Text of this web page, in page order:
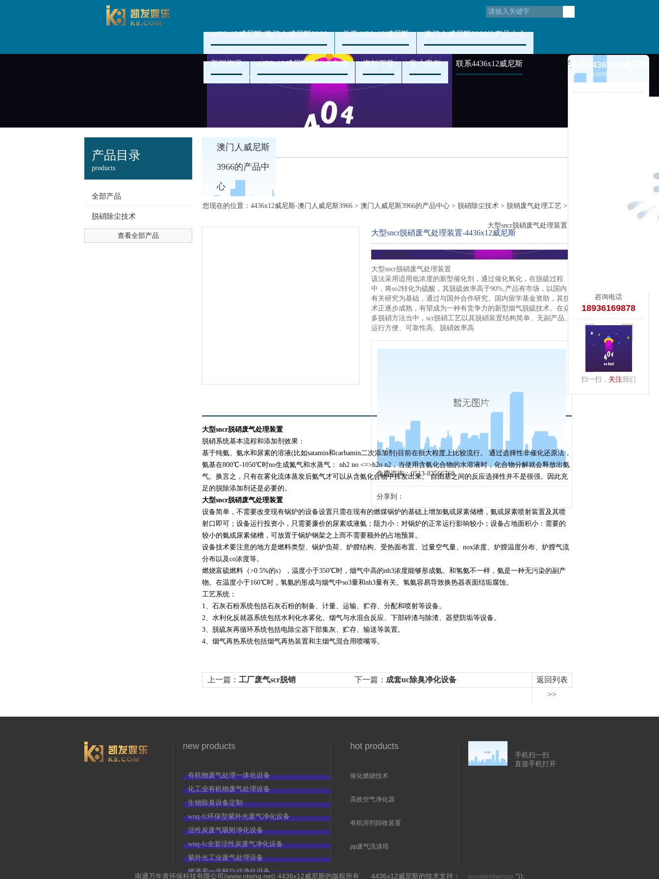
3966
4436x12威尼斯-澳门人威尼斯3966 关于4436x12威尼斯 澳门人威尼斯3966的产品中心
新闻资讯 4436x12威尼斯的技术支持 资料下载 客户案例 联系4436x12威尼斯
产品目录
products
全部产品
脱硝除尘技术
查看全部产品
澳门人威尼斯
3966的产品中
心
您现在的位置： 4436x12威尼斯-澳门人威尼斯3966 > 澳门人威尼斯3966的产品中心 > 脱硝除尘技术 > 脱销废气处理工艺 >
大型sncr脱硝废气处理装置
大型sncr脱硝废气处理装置-4436x12威尼斯
简要描述：
大型sncr脱硝废气处理装置
该法采用适用低浓度的新型催化剂，通过催化氧化，在脱硫过程
中，将so2转化为硫酸，其脱硫效率高于90%,产品有市场，以国内
有关研究为基础，通过与国外合作研究、国内留学基金资助，其技
术正逐步成熟，有望成为一种有竞争力的新型烟气脱硫技术。在众
多脱硝方法当中，scr脱硝工艺以其脱硝装置结构简单、无副产品、
运行方便、可靠性高、脱硝效率高
免费咨询：0513-83566768
分享到：
大型sncr脱硝废气处理装置
脱硝系统基本流程和添加剂效果：
基于纯氨、氨水和尿素的溶液(比如satamin和carbamin二次添加剂)目前在很大程度上比较流行。 通过选择性非催化还原法，
氨基在800℃-1050℃时no生成氮气和水蒸气： nh2 no <=>h2o n2，当使用含氨化合物的水溶液时，化合物分解就会释放出氨
气。换言之，只有在雾化流体蒸发后氨气才可以从含氨化合物中挥发出来。 自由基之间的反应选择性并不是很强。因此充
足的脱除添加剂还是必要的。
大型sncr脱硝废气处理装置
设备简单，不需要改变现有锅炉的设备设置只需在现有的燃煤锅炉的基础上增加氨或尿素储槽，氨或尿素喷射装置及其喷
射口即可；设备运行投资小，只需要廉价的尿素或液氨；阻力小：对锅炉的正常运行影响较小；设备占地面积小：需要的
较小的氨或尿素储槽，可放置于锅炉钢架之上而不需要额外的占地预算。
设备技术要注意的地方是燃料类型、锅炉负荷、炉膛结构、受热面布置、过量空气量、nox浓度、炉膛温度分布、炉膛气流
分布以及co浓度等。
燃烧富硫燃料（>0.5%的s），温度小于350℃时，烟气中高的nh3浓度能够形成氨。和氢氨不一样，氨是一种无污染的副产
物。在温度小于160℃时，氢氨的形成与烟气中so3量和nh3量有关。氢氨容易导致换热器表面结垢腐蚀。
工艺系统：
1、石灰石粉系统包括石灰石粉的制备、计量、运输、贮存、分配和喷射等设备。
2、水利化反就器系统包括水利化水雾化、烟气与水混合反应、下部碎渣与除渣、器壁防垢等设备。
3、脱硫灰再循环系统包括电除尘器下部集灰、贮存、输送等装置。
4、烟气再热系统包括烟气再热装置和主烟气混合用喷嘴等。
上一篇： 工厂废气scr脱销 下一篇： 成套uc除臭净化设备
返回列表
>>
new products
有机物废气处理一体化设备
化工业有机物废气处理设备
生物除臭设备定制
wnq-fc环保型紫外光废气净化设备
活性炭废气吸附净化设备
wnq-fc全套活性炭废气净化设备
紫外光工业废气处理设备
烤漆房uv光解自动净化设备
hot products
催化燃烧技术
高效空气净化器
有机溶剂回收装置
pp废气洗涤塔
手机扫一扫
直接手机打开
南通万年青环保科技有限公司(www.ntwnq.net) 4436x12威尼斯的版权所有 4436x12威尼斯的技术支持： googlesitemap "));
联系4436x12威尼斯
contact us
咨询电话
18936169878
扫一扫， 关注我们